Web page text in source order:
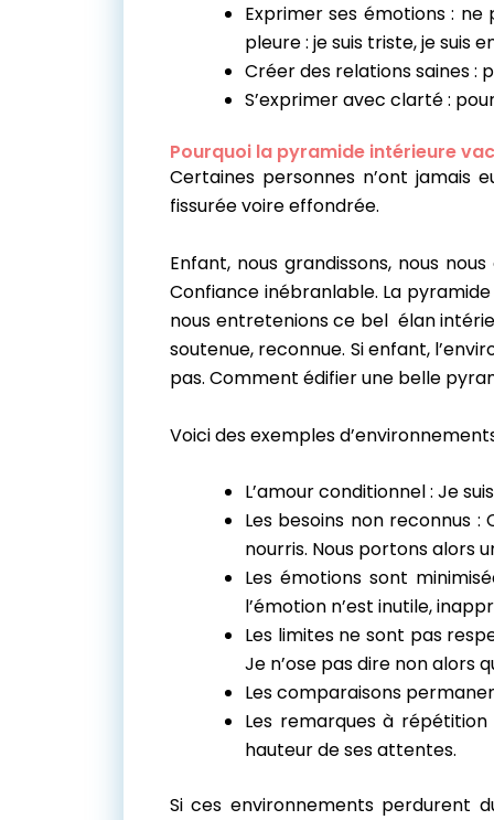
Exprimer ses émotions : ne
pleure : je suis triste, je suis
Créer des relations saines :
S’exprimer avec clarté :
Pourquoi la pyramide intérieure
Certaines personnes n’ont jamais
fissurée voire effondrée.
Enfant, nous grandissons, nous
Confiance inébranlable. La
nous entretenions ce bel élan
soutenue, reconnue. Si enfant,
pas. Comment édifier une belle
Voici des exemples
L’amour conditionnel : Je
Les besoins non reconnus :
nourris. Nous portons alors
Les émotions sont
l’émotion n’est inutile,
Les limites ne sont pas
Je n’ose pas dire non alors
Les comparaisons
Les remarques à
hauteur de ses attentes.
Si ces environnements perdurent